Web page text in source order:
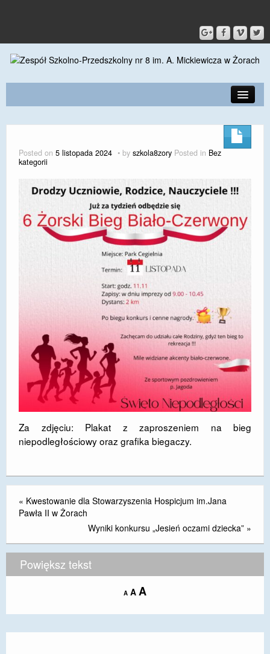
KONTAKT
DLA RODZICÓW I UCZNIÓW
DLA PRACOWNIKÓW
GALERIA
POLITYKA PRYWATNOŚCI
RODO
EGZAMIN ÓSMOKLASISTY
STANDARDY OCHRONY MAŁOLETNICH
PROJEKT ,,SZKOŁY Z JAKOŚCIĄ – ROZWÓJ
KSZTAŁCENIA OGÓLNEGO NA TERENIE MIASTA
ŻORY”
Posted on 5 listopada 2024 by szkola8zory Posted in Bez
kategorii
Za zdjęciu: Plakat z zaproszeniem na bieg
niepodległościowy oraz grafika biegaczy.
« Kwestowanie dla Stowarzyszenia Hospicjum im.Jana
Pawła II w Żorach
Wyniki konkursu „Jesień oczami dziecka” »
Powiększ tekst
A Decrease
size.
A Reset
size.
AIncrease
size.